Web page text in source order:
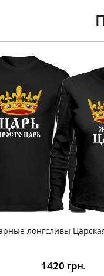
лонгсливы
1420 грн.
Подробнее